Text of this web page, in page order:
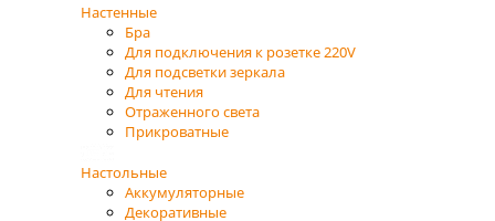
Настенные
Бра
Для подключения к розетке 220V
Для подсветки зеркала
Для чтения
Отраженного света
Прикроватные
Настольные
Аккумуляторные
Декоративные